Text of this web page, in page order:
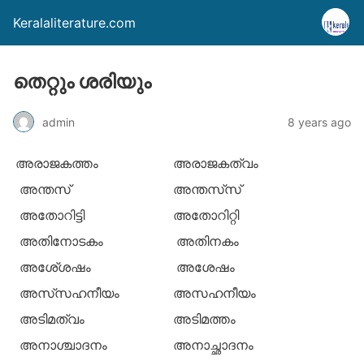
Keralaliterature.com
തെറ്റും ശരിയും
admin 8 years ago
അരാജകത്തം
അരാജകത്വം
അന്തസ്
അന്തസ്‌സ്
അതോറിട്ടി
അതോറിറ്റി
അതിനോടകം
അതിനകം
അശേ്ശഷം
അശേഷം
അസ്‌സഹനീയം
അസഹനീയം
അടിമത്വം
അടിമത്തം
അനാശ്ചാദനം
അനാച്ഛാദനം